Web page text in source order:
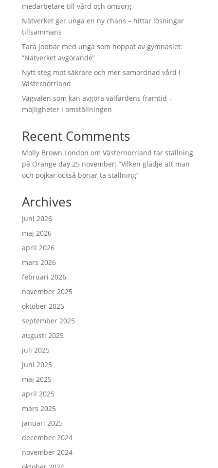
medarbetare till vård och omsorg
Nätverket ger unga en ny chans – hittar lösningar
tillsammans
Tara jobbar med unga som hoppat av gymnasiet:
”Nätverket avgörande”
Nytt steg mot säkrare och mer samordnad vård i
Västernorrland
Vägvalen som kan avgöra välfärdens framtid –
möjligheter i omställningen
Recent Comments
Molly Brown London om Västernorrland tar ställning
på Orange day 25 november: ”Vilken glädje att män
och pojkar också börjar ta ställning”
Archives
juni 2026
maj 2026
april 2026
mars 2026
februari 2026
november 2025
oktober 2025
september 2025
augusti 2025
juli 2025
juni 2025
maj 2025
april 2025
mars 2025
januari 2025
december 2024
november 2024